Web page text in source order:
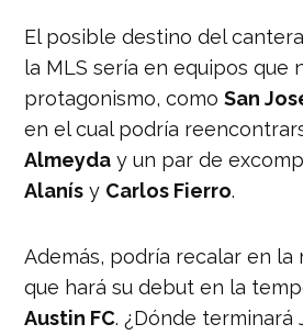
El posible destino del
la MLS sería en equipos que
protagonismo, comoSan
en el cual podría
Almeyda y un par de
Alanís y Carlos Fierro.
Además, podría recalar en la
que hará su debut en la
Austin FC. ¿Dónde terminará